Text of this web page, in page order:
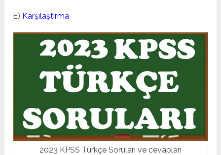
E) Karşılaştırma
2023 KPSS Türkçe Soruları ve cevapları